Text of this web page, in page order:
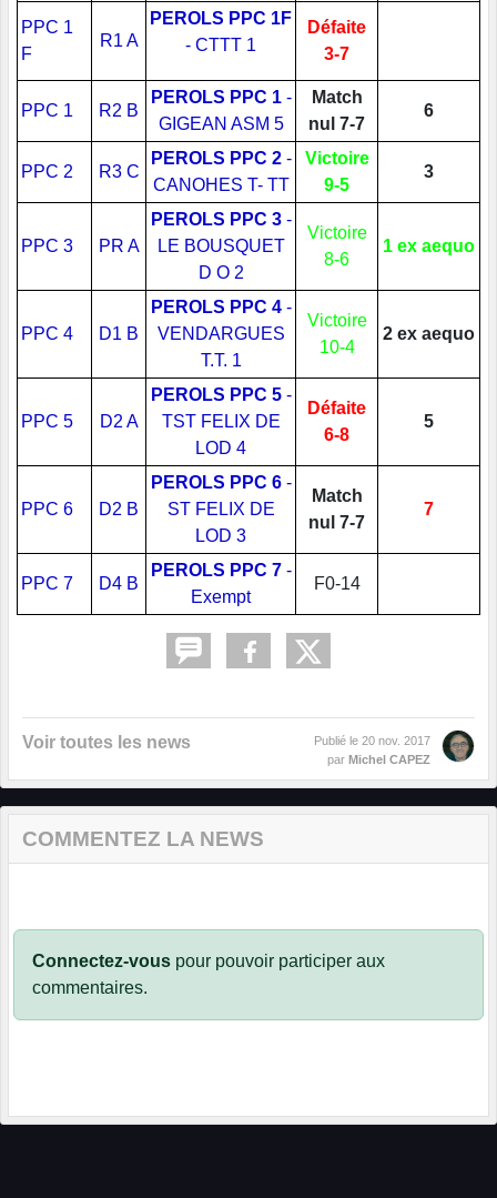
PPC 1
F
R1 A
PEROLS PPC 1F
- CTTT 1
Défaite
3-7
PPC 1 R2 B
PEROLS PPC 1-
GIGEAN ASM 5
Match
nul 7-7
6
PPC 2 R3 C
PEROLS PPC 2-
CANOHES T- TT
Victoire
9-5
3
PPC 3 PR A
PEROLS PPC 3-
LE BOUSQUET
D O 2
Victoire
8-6
1 ex aequo
PPC 4 D1 B
PEROLS PPC 4-
VENDARGUES
T.T. 1
Victoire
10-4
2 ex aequo
PPC 5 D2 A
PEROLS PPC 5-
TST FELIX DE
LOD 4
Défaite
6-8
5
PPC 6 D2 B
PEROLS PPC 6-
ST FELIX DE
LOD 3
Match
nul 7-7
7
PPC 7 D4 B
PEROLS PPC 7-
Exempt
F0-14
Voir toutes les news Publié le 20 nov. 2017
par Michel CAPEZ
COMMENTEZ LA NEWS
Connectez-vous pour pouvoir participer aux
commentaires.